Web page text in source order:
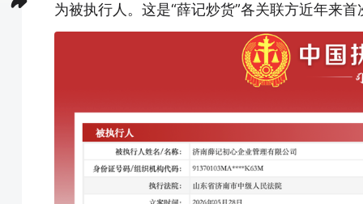
为被执行人。这是“薛记炒货”各关联方近年来